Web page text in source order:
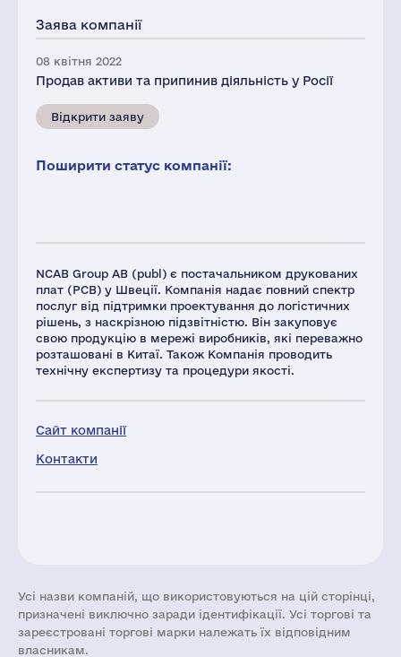
NCAB Group AB (publ) є постачальником друкованих
плат (PCB) у Швеції. Компанія надає повний спектр
послуг від підтримки проектування до логістичних
рішень, з наскрізною підзвітністю. Він закуповує
свою продукцію в мережі виробників, які переважно
розташовані в Китаї. Також Компанія проводить
технічну експертизу та процедури якості.
Сайт компанії
Контакти
Заява компанії
08 квітня 2022
Продав активи та припинив діяльність у Росії
Відкрити заяву
Поширити статус компанії:
Усі назви компаній, що використовуються на цій сторінці,
призначені виключно заради ідентифікації. Усі торгові та
зареєстровані торгові марки належать їх відповідним
власникам.